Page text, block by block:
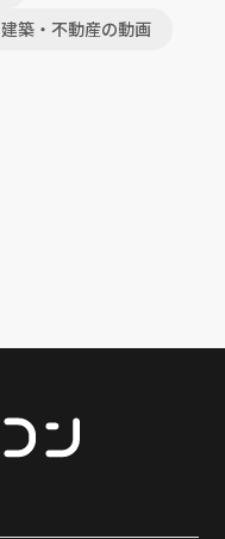
建築・不動産の動画